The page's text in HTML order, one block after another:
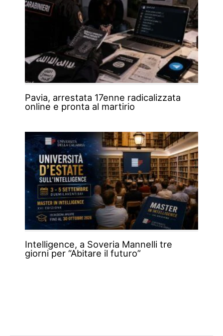
Pavia, arrestata 17enne radicalizzata
online e pronta al martirio
Intelligence, a Soveria Mannelli tre
giorni per “Abitare il futuro”